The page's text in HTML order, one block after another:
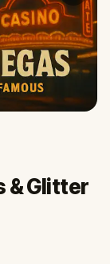
& Glitter